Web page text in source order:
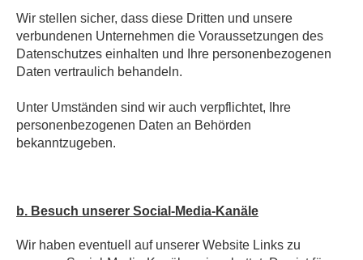
Wir stellen sicher, dass diese Dritten und unsere
verbundenen Unternehmen die Voraussetzungen des
Datenschutzes einhalten und Ihre personenbezogenen
Daten vertraulich behandeln.
Unter Umständen sind wir auch verpflichtet, Ihre
personenbezogenen Daten an Behörden
bekanntzugeben.
b. Besuch unserer Social-Media-Kanäle
Wir haben eventuell auf unserer Website Links zu